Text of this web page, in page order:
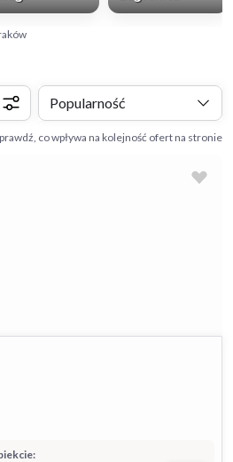
Popularność
co wpływa na kolejność ofert na stronie